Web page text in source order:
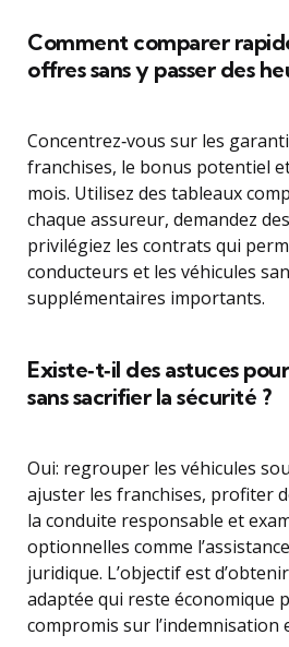
Comment comparer
offres sans y passer des
Concentrez‑vous sur les
franchises, le bonus potentiel
mois. Utilisez des tableaux
chaque assureur, demandez
privilégiez les contrats qui
conducteurs et les véhicules
supplémentaires importants.
Existe‑t‑il des astuces
sans sacrifier la sécurité ?
Oui: regrouper les véhicules
ajuster les franchises, profiter
la conduite responsable et
optionnelles comme
juridique. L’objectif est
adaptée qui reste économique
compromis sur l’indemnisation